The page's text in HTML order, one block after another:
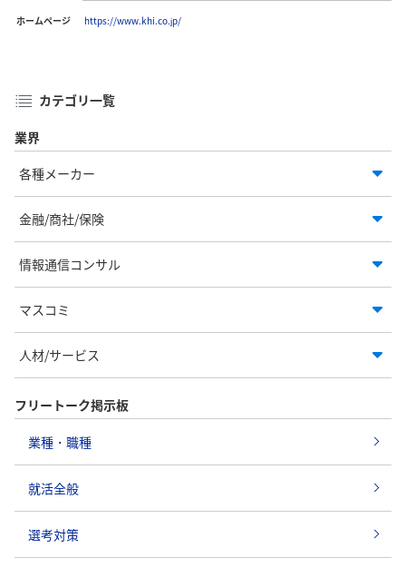
ホームページ https://www.khi.co.jp/
カテゴリ一覧
業界
各種メーカー
金融/商社/保険
情報通信コンサル
マスコミ
人材/サービス
フリートーク掲示板
業種・職種
就活全般
選考対策